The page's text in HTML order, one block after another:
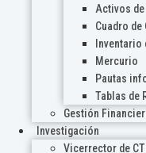
Activos
Cuadro
Mercurio
Pautas
Tablas de
Gestión
Investigación
Vicerrector de